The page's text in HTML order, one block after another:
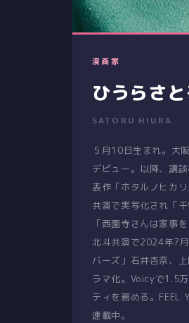
漫画家
ひうらさ
SATORU HIURA
５月10日生まれ。大
デビュー。以降、講
表作「ホタルノヒカ
共演で実写化され「
「西園寺さんは家事
北斗共演で2024年7
バーズ」石井杏奈、
ラマ化。Voicyで1.5
ティを務める。FEEL
連載中。